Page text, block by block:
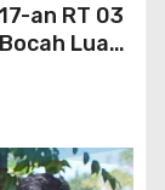
an RT 03
Luar